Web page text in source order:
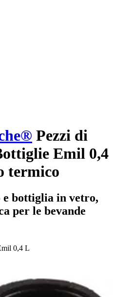
Pezzi di
Emil 0,4
termico
bottiglia in vetro,
per le bevande
0,4 L